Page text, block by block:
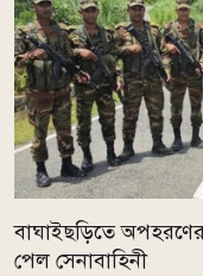
বাঘাইছড়িতে অপহরণের
পেল সেনাবাহিনী